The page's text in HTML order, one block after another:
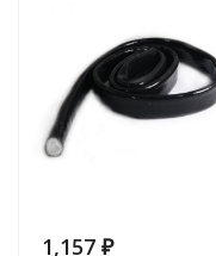
1,157 ₽